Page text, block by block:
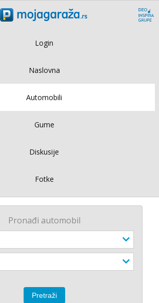
Login
Naslovna
Automobili
Gume
Diskusije
Fotke
Pronađi automobil